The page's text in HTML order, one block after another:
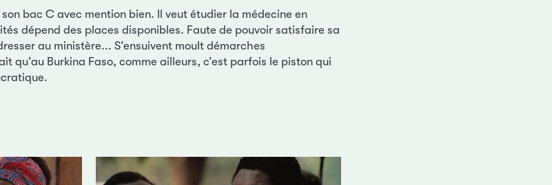
bac C avec mention bien. Il veut étudier la médecine en
dépend des places disponibles. Faute de pouvoir satisfaire sa
au ministère... S’ensuivent moult démarches
qu’au Burkina Faso, comme ailleurs, c’est parfois le piston qui